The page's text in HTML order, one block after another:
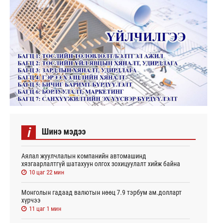
i Шинэ мэдээ
Аялал жуулчлалын компанийн автомашинд
хязгаарлалтгүй шатахуун олгох зохицуулалт хийж байна
10 цаг 22 мин
Монголын гадаад валютын нөөц 7.9 тэрбум ам.долларт
хүрчээ
11 цаг 1 мин